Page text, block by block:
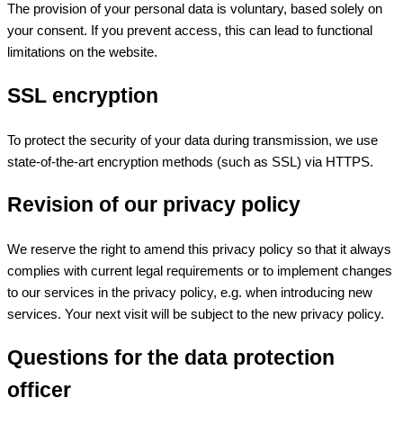
The provision of your personal data is voluntary, based solely on
your consent. If you prevent access, this can lead to functional
limitations on the website.
SSL encryption
To protect the security of your data during transmission, we use
state-of-the-art encryption methods (such as SSL) via HTTPS.
Revision of our privacy policy
We reserve the right to amend this privacy policy so that it always
complies with current legal requirements or to implement changes
to our services in the privacy policy, e.g. when introducing new
services. Your next visit will be subject to the new privacy policy.
Questions for the data protection
officer